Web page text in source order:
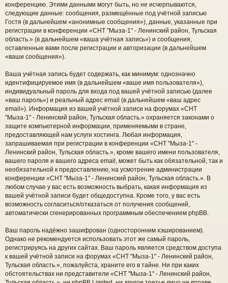
конференцию. Этими данными могут быть, но не исчерпываются,
следующие данные: сообщения, размещённые под учётной записью
Гостя (в дальнейшем «анонимные сообщения»), данные, указанные при
регистрации в конференции «СНТ "Мыза-1" - Ленинский район, Тульская
область.» (в дальнейшем «ваша учётная запись») и сообщения,
оставленные вами после регистрации и авторизации (в дальнейшем
«ваши сообщения»).
Ваша учётная запись будет содержать, как минимум: однозначно
идентифицируемое имя (в дальнейшем «ваше имя пользователя»),
индивидуальный пароль для входа под вашей учётной записью (далее
«ваш пароль») и реальный адрес email (в дальнейшем «ваш адрес
email»). Информация из вашей учётной записи на форумах «СНТ
"Мыза-1" - Ленинский район, Тульская область.» охраняется законами о
защите компьютерной информации, применяемыми в стране,
предоставляющей нам услуги хостинга. Любая информация,
запрашиваемая при регистрации в конференции «СНТ "Мыза-1" -
Ленинский район, Тульская область.», кроме вашего имени пользователя,
вашего пароля и вашего адреса email, может быть как обязательной, так и
необязательной к предоставлению, на усмотрение администрации
конференции «СНТ "Мыза-1" - Ленинский район, Тульская область.». В
любом случае у вас есть возможность выбрать, какая информация из
вашей учётной записи будет общедоступна. Кроме того, у вас есть
возможность согласиться/отказаться от получения сообщений,
автоматически сгенерированных программным обеспечением phpBB.
Ваш пароль надёжно зашифрован (односторонним хэшированием).
Однако не рекомендуется использовать этот же самый пароль,
регистрируясь на других сайтах. Ваш пароль является средством доступа
к вашей учётной записи на форумах «СНТ "Мыза-1" - Ленинский район,
Тульская область.», пожалуйста, храните его в тайне. Ни при каких
обстоятельствах ни представители «СНТ "Мыза-1" - Ленинский район,